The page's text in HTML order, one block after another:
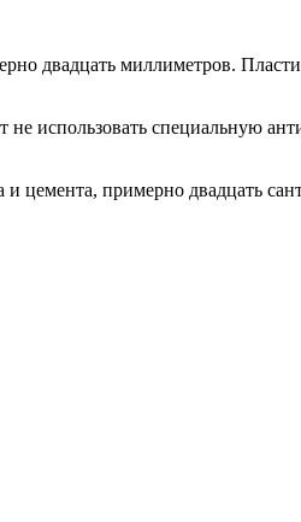
двадцать миллиметров.
использовать специальную
и цемента, примерно двадцать